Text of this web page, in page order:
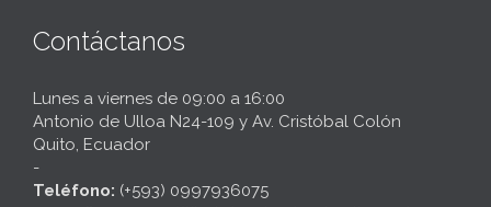
Contáctanos
Lunes a viernes de 09:00 a 16:00
Antonio de Ulloa N24-109 y Av. Cristóbal Colón
Quito, Ecuador
-
Teléfono: (+593) 0997936075